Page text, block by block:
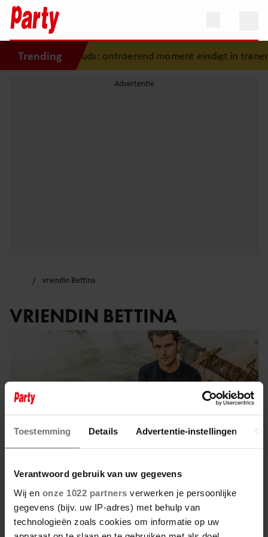
Toestemming Details Advertentie-instellingen
Verantwoord gebruik van uw gegevens
Wij en onze 1022 partners verwerken je persoonlijke
gegevens (bijv. uw IP-adres) met behulp van
technologieën zoals cookies om informatie op uw
TrendingTussauds: ontroerend moment eindigt in tranen
vriendin Bettina
VRIENDIN BETTINA
7 september 2025